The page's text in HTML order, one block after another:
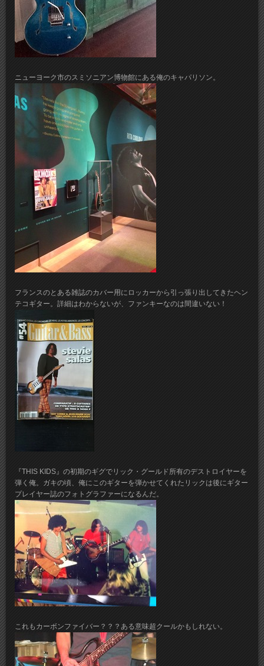
ニューヨーク市のスミソニアン博物館にある俺のキャパリソン。
フランスのとある雑誌のカバー用にロッカーから引っ張り出してきたヘン
テコギター。詳細はわからないが、ファンキーなのは間違いない！
『THIS KIDS』の初期のギグでリック・グールド所有のデストロイヤーを
弾く俺。ガキの頃、俺にこのギターを弾かせてくれたリックは後にギター
プレイヤー誌のフォトグラファーになるんだ。
これもカーボンファイバー？？？ある意味超クールかもしれない。